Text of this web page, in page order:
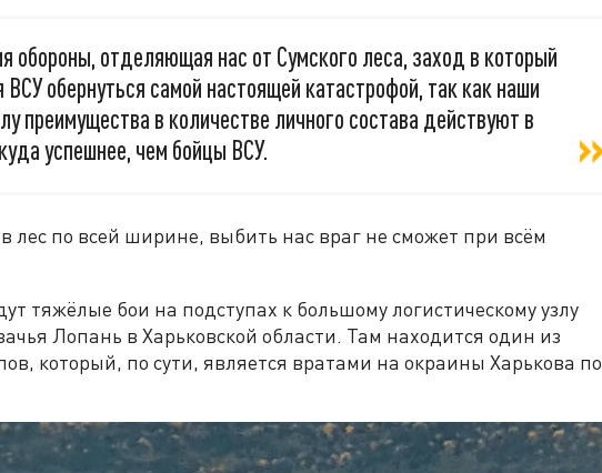
обороны, отделяющая нас от Сумского леса, заход в который
обернуться самой настоящей катастрофой, так как наши
преимущества в количестве личного состава действуют в
успешнее, чем бойцы ВСУ.
лес по всей ширине, выбить нас враг не сможет при всём
тяжёлые бои на подступах к большому логистическому узлу
Лопань в Харьковской области. Там находится один из
который, по сути, является вратами на окраины Харькова по